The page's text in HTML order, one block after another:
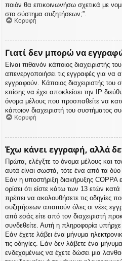
ποιόν θα επικοινωνήσω σχετικά με
στο σύστημα συζητήσεων;”.
Κορυφή
Γιατί δεν μπορώ να
Είναι πιθανόν κάποιος διαχειριστής
απενεργοποιήσει τις εγγραφές για να
εγγραφούν. Κάποιος διαχειριστής του
επίσης να έχει αποκλείσει την IP
όνομα μέλους που προσπαθείτε να
κάποιον διαχειριστή του συστήματος
Κορυφή
Έχω κάνει εγγραφή, αλλά
Πρώτα, ελέγξτε το όνομα μέλους και
αυτά είναι σωστά, τότε ένα από τα
Εάν η υποστήριξη διακήρυξης COPPA
ορίσει ότι είστε κάτω των 13 ετών
πρέπει να ακολουθήσετε τις οδηγίες
συζητήσεων απαιτούν όλες οι νέες
από εσάς είτε από τον διαχειριστή
συνδεθείτε. Αυτή η πληροφορία
Εάν έχετε λάβει ένα μήνυμα
τις οδηγίες. Εάν δεν λάβετε ένα
ενδεχομένως να έχετε δώσει μια